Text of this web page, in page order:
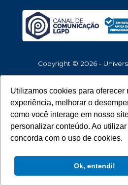
Utilizamos cookies para oferecer
experiência, melhorar o
como você interage em nosso
personalizar conteúdo. Ao
concorda com o uso de cookies.
Ok, entendi!
Copyright © 2026 -
Desenvolvido por